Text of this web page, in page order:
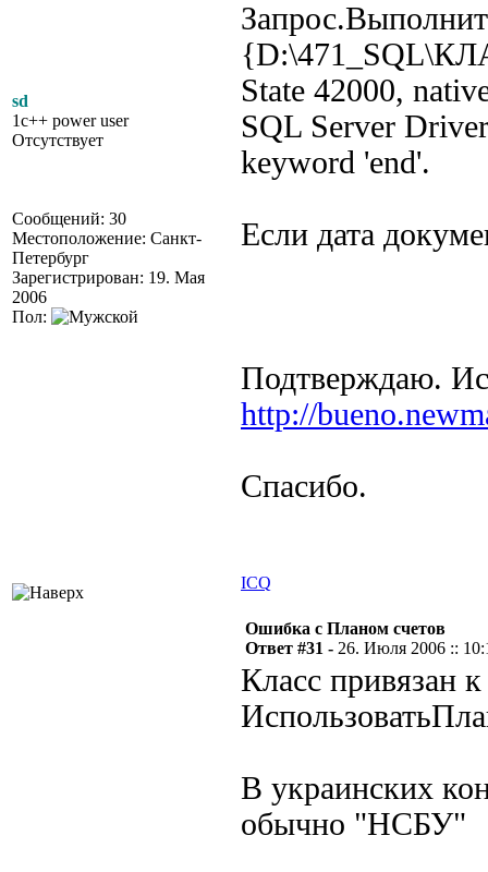
sd
1c++ power user
Отсутствует
Сообщений: 30
Местоположение: Санкт-
Петербург
Зарегистрирован: 19. Мая
2006
Пол:
State 42000,
SQL Server
keyword 'end'.
Если дата
Подтверждаю.
http://
Спасибо.
ICQ
Ошибка с Планом счетов
Ответ #31 - 26. Июля 2006 ::
Класс привязан
В украинских
обычно "НСБУ"